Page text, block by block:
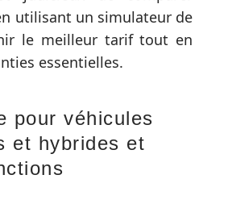
utilisant un simulateur de
le meilleur tarif tout en
essentielles.
pour véhicules
et hybrides et